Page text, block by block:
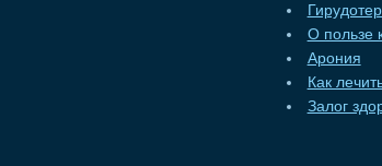
О пользе
Арония
Как
Залог